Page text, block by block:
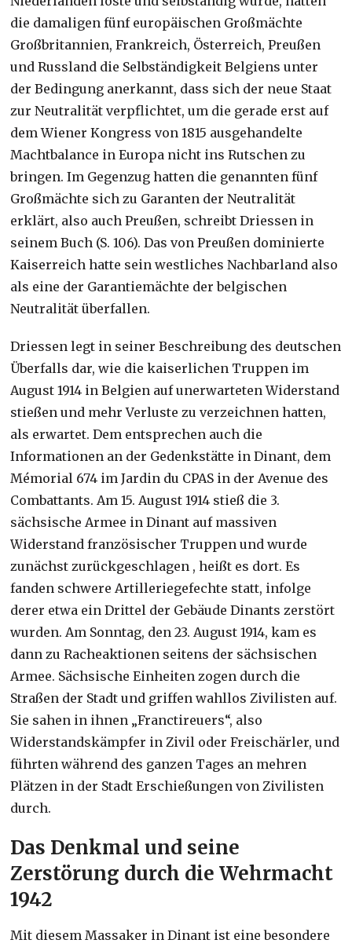
die damaligen fünf europäischen Großmächte
Großbritannien, Frankreich, Österreich, Preußen
und Russland die Selbständigkeit Belgiens unter
der Bedingung anerkannt, dass sich der neue Staat
zur Neutralität verpflichtet, um die gerade erst auf
dem Wiener Kongress von 1815 ausgehandelte
Machtbalance in Europa nicht ins Rutschen zu
bringen. Im Gegenzug hatten die genannten fünf
Großmächte sich zu Garanten der Neutralität
erklärt, also auch Preußen, schreibt Driessen in
seinem Buch (S. 106). Das von Preußen dominierte
Kaiserreich hatte sein westliches Nachbarland also
als eine der Garantiemächte der belgischen
Neutralität überfallen.
Driessen legt in seiner Beschreibung des deutschen
Überfalls dar, wie die kaiserlichen Truppen im
August 1914 in Belgien auf unerwarteten Widerstand
stießen und mehr Verluste zu verzeichnen hatten,
als erwartet. Dem entsprechen auch die
Informationen an der Gedenkstätte in Dinant, dem
Mémorial 674 im Jardin du CPAS in der Avenue des
Combattants. Am 15. August 1914 stieß die 3.
sächsische Armee in Dinant auf massiven
Widerstand französischer Truppen und wurde
zunächst zurückgeschlagen , heißt es dort. Es
fanden schwere Artilleriegefechte statt, infolge
derer etwa ein Drittel der Gebäude Dinants zerstört
wurden. Am Sonntag, den 23. August 1914, kam es
dann zu Racheaktionen seitens der sächsischen
Armee. Sächsische Einheiten zogen durch die
Straßen der Stadt und griffen wahllos Zivilisten auf.
Sie sahen in ihnen „Franctireuers“, also
Widerstandskämpfer in Zivil oder Freischärler, und
führten während des ganzen Tages an mehren
Plätzen in der Stadt Erschießungen von Zivilisten
durch.
Das Denkmal und seine
Zerstörung durch die Wehrmacht
1942
Mit diesem Massaker in Dinant ist eine besondere